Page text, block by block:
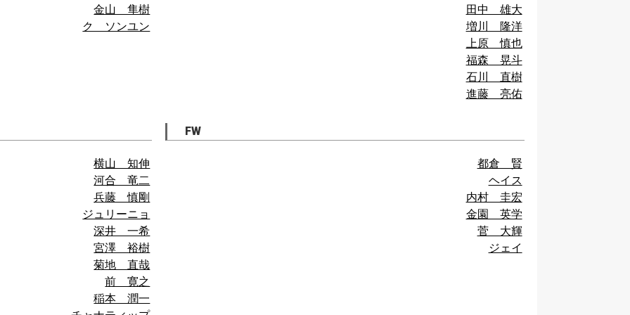
金山 隼樹
ク ソンユン
田中 雄大
増川 隆洋
上原 慎也
福森 晃斗
石川 直樹
進藤 亮佑
横山 知伸
河合 竜二
兵藤 慎剛
ジュリーニョ
深井 一希
宮澤 裕樹
菊地 直哉
前 寛之
稲本 潤一
FW
都倉 賢
ヘイス
内村 圭宏
金園 英学
菅 大輝
ジェイ